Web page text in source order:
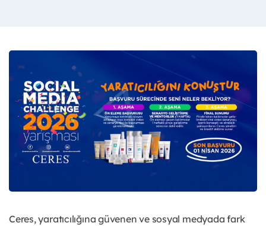
Ceres, yaratıcılığına güvenen ve sosyal medyada fark